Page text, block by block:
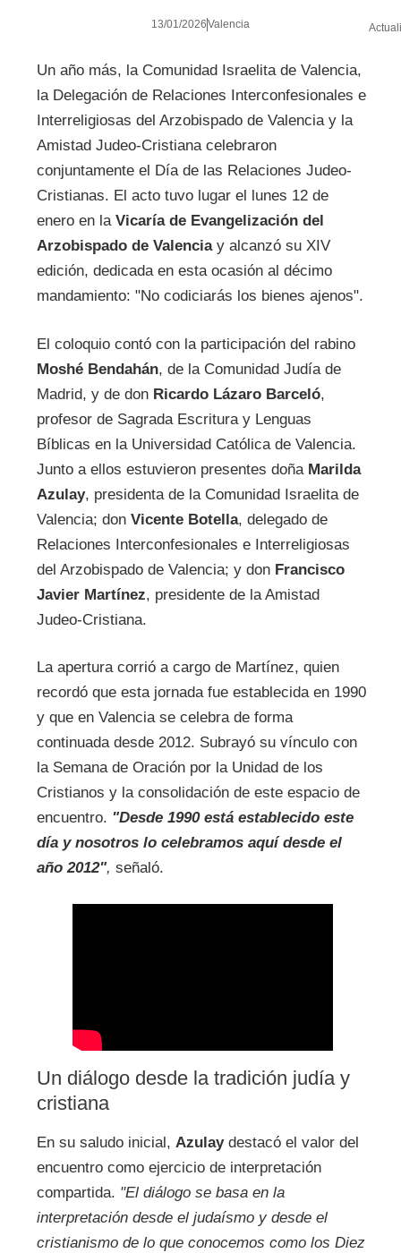
13/01/2026Valencia
Un año más, la Comunidad Israelita de Valencia,
la Delegación de Relaciones Interconfesionales e
Interreligiosas del Arzobispado de Valencia y la
Amistad Judeo-Cristiana celebraron
conjuntamente el Día de las Relaciones Judeo-
Cristianas. El acto tuvo lugar el lunes 12 de
enero en la Vicaría de Evangelización del
Arzobispado de Valenciay alcanzó su XIV
edición, dedicada en esta ocasión al décimo
mandamiento: "No codiciarás los bienes ajenos".
El coloquio contó con la participación del rabino
Moshé Bendahán, de la Comunidad Judía de
Madrid, y de don Ricardo Lázaro Barceló,
profesor de Sagrada Escritura y Lenguas
Bíblicas en la Universidad Católica de Valencia.
Junto a ellos estuvieron presentes doña Marilda
Azulay, presidenta de la Comunidad Israelita de
Valencia; don Vicente Botella, delegado de
Relaciones Interconfesionales e Interreligiosas
del Arzobispado de Valencia; y don Francisco
Javier Martínez, presidente de la Amistad
Judeo-Cristiana.
La apertura corrió a cargo de Martínez, quien
recordó que esta jornada fue establecida en 1990
y que en Valencia se celebra de forma
continuada desde 2012. Subrayó su vínculo con
la Semana de Oración por la Unidad de los
Cristianos y la consolidación de este espacio de
encuentro. "Desde 1990 está establecido este
día y nosotros lo celebramos aquí desde el
año 2012", señaló.
Un diálogo desde la tradición judía y
cristiana
En su saludo inicial, Azulaydestacó el valor del
encuentro como ejercicio de interpretación
compartida. "El diálogo se basa en la
interpretación desde el judaísmo y desde el
cristianismo de lo que conocemos como los Diez